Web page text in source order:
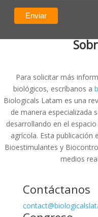
Para solicitar más
biológicos, escríbanos a
Biologicals Latam es una
de manera especializada
desarrollando en el
agrícola. Esta publicación
Bioestimulantes y
medios
Contáctanos